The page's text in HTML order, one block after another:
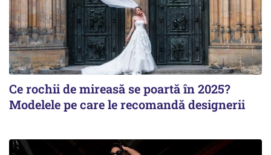
Ce rochii de mireasă se poartă în 2025?
Modelele pe care le recomandă designerii